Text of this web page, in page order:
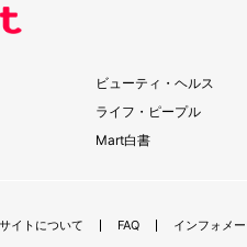
ビューティ・ヘルス
ライフ・ピープル
Mart白書
イトについて FAQ インフォメ